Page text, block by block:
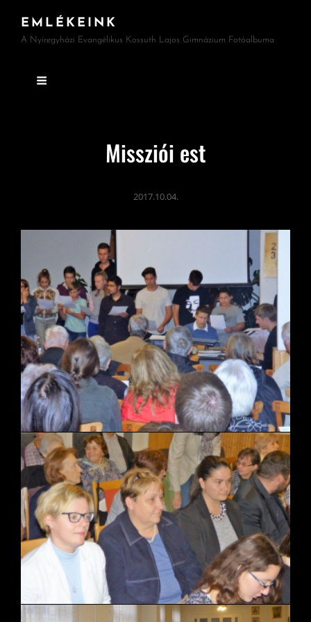
EMLÉKEINK
A Nyíregyházi Evangélikus Kossuth Lajos Gimnázium Fotóalbuma
Missziói est
2017.10.04.